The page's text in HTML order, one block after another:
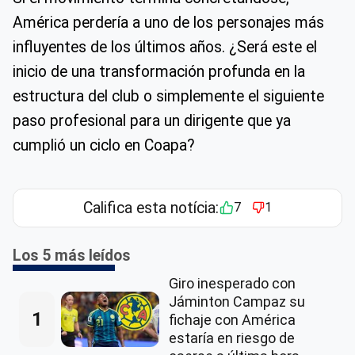
América perdería a uno de los personajes más
influyentes de los últimos años. ¿Será este el
inicio de una transformación profunda en la
estructura del club o simplemente el siguiente
paso profesional para un dirigente que ya
cumplió un ciclo en Coapa?
Califica esta notícia: 7 1
Los 5 más leídos
1
Giro inesperado con
Jáminton Campaz su
fichaje con América
estaría en riesgo de